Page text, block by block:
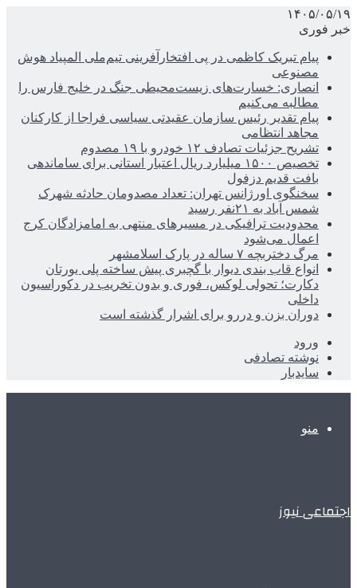
۱۴۰۵/۰۵/۱۹
خبر فوری
پیام تبریک کاظمی در پی افتخارآفرینی تیم‌ملی المپیاد هوش
مصنوعی
انصاری: خسارت‌های زیست‌محیطی جنگ در خلیج فارس را
مطالبه‌ می‌کنیم
پیام تقدیر رئیس سازمان عقیدتی سیاسی فراجا از کارکنان
مجاهد انتظامی
تشریح جزئیات تصادف ۱۲ خودرو با ۱۹ مصدوم
تخصیص ۱۵۰۰ میلیارد ریال اعتبار استانی برای ساماندهی
بافت قدیم دزفول
سخنگوی اورژانس تهران: تعداد مصدومان حادثه شهرک
شمس آباد به ۲۱نفر رسید
محدودیت ترافیکی در مسیرهای منتهی به امامزادگان کرج
اعمال می‌شود
مرگ دختربچه ۷ ساله در پارک اسلامشهر
انواع قاب بندی دیوار با گچبری پیش ساخته پلی یورتان
دکارت؛ تحولی لوکس، فوری و بدون تخریب در دکوراسیون
داخلی
دوران بزن و دررو برای اشرار گذشته است
ورود
نوشته تصادفی
سایدبار
منو
اجتماعی نیوز